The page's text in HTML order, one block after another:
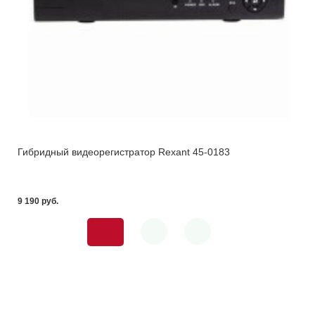
Гибридный видеорегистратор Rexant 45-0183
9 190 pуб.